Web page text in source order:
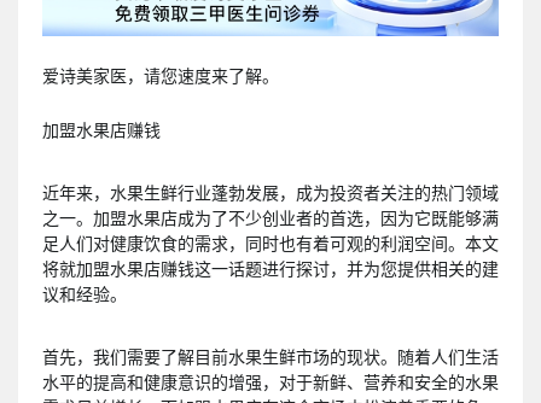
爱诗美家医，请您速度来了解。
加盟水果店赚钱
近年来，水果生鲜行业蓬勃发展，成为投资者关注的热门领域
之一。加盟水果店成为了不少创业者的首选，因为它既能够满
足人们对健康饮食的需求，同时也有着可观的利润空间。本文
将就加盟水果店赚钱这一话题进行探讨，并为您提供相关的建
议和经验。
首先，我们需要了解目前水果生鲜市场的现状。随着人们生活
水平的提高和健康意识的增强，对于新鲜、营养和安全的水果